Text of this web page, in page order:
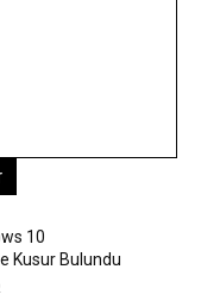
10
Kusur Bulundu